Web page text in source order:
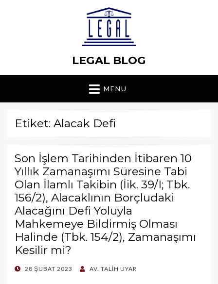
LEGAL BLOG
MENU
Etiket: Alacak Defi
Son İşlem Tarihinden İtibaren 10
Yıllık Zamanaşımı Süresine Tabi
Olan İlamlı Takibin (İik. 39/I; Tbk.
156/2), Alacaklının Borçludaki
Alacağını Defi Yoluyla
Mahkemeye Bildirmiş Olması
Halinde (Tbk. 154/2), Zamanaşımı
Kesilir mi?
POSTED
28 ŞUBAT 2023 AV. TALIH UYAR